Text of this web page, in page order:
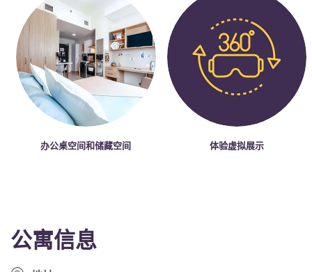
公寓信息
办公桌空间和储藏空间 体验虚拟展示